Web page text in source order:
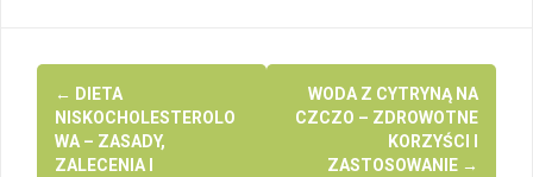
Post
navigation
← DIETA
NISKOCHOLESTEROLO
WA – ZASADY,
ZALECENIA I
WODA Z CYTRYNĄ NA
CZCZO – ZDROWOTNE
KORZYŚCI I
ZASTOSOWANIE →